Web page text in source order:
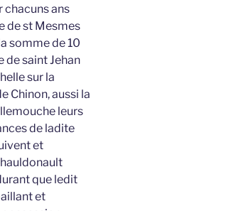
chacuns ans
de st Mesmes
somme de 10
de saint Jehan
sur la
Chinon, aussi la
leurs
de ladite
et
que ledit
et